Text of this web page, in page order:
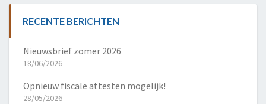
RECENTE BERICHTEN
Nieuwsbrief zomer 2026
18/06/2026
Opnieuw fiscale attesten mogelijk!
28/05/2026